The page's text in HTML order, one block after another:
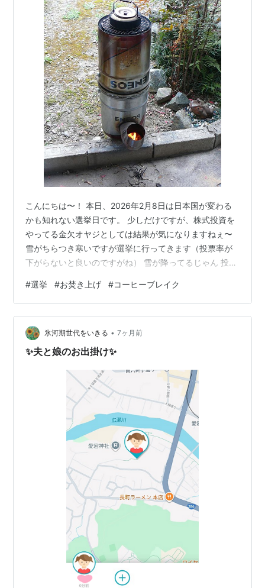
こんにちは〜！ 本日、2026年2月8日は日本国が変わる
かも知れない選挙日です。 少しだけですが、株式投資を
やってる金欠オヤジとしては結果が気になりますねぇ〜
雪がちらつき寒いですが選挙に行ってきます（投票率が
下がらないと良いのですがね） 雪が降ってるじゃん 投票
庭で正月飾りやしめ縄のお焚きあげをすることにしまし
た。 久しぶりのロケットストーブ せっかく火をつけたの
だから、ストーブにやかんを乗せてお湯を沸かします。
いつもの事ですが、湧いたお湯はコーヒーになります。
ドリップコーヒー チョット豆の挽き方が荒かったなぁ～
#選挙 #お焚き上げ #コーヒーブレイク
氷河期世代をいきる • 7ヶ月前
✨夫と娘のお出掛け✨